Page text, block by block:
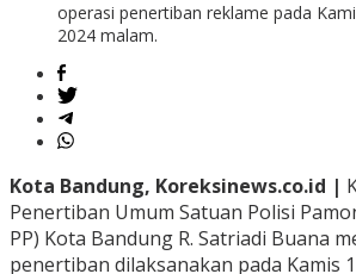
operasi penertiban reklame pada
2024 malam.
Kota Bandung, Koreksinews.co.id |
Penertiban Umum Satuan Polisi
PP) Kota Bandung R. Satriadi Buana
penertiban dilaksanakan pada Kamis